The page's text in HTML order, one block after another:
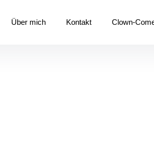
Über mich Kontakt Clown-